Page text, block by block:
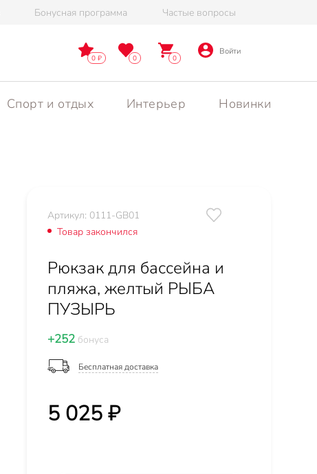
Бонусная программа Частые вопросы
0 0 0
Войти
Спорт и отдых Интерьер Новинки
Артикул: 0111-GB01
Товар закончился
Рюкзак для бассейна и
пляжа, желтый РЫБА
ПУЗЫРЬ
+252бонуса
Бесплатная доставка
5 025 ₽